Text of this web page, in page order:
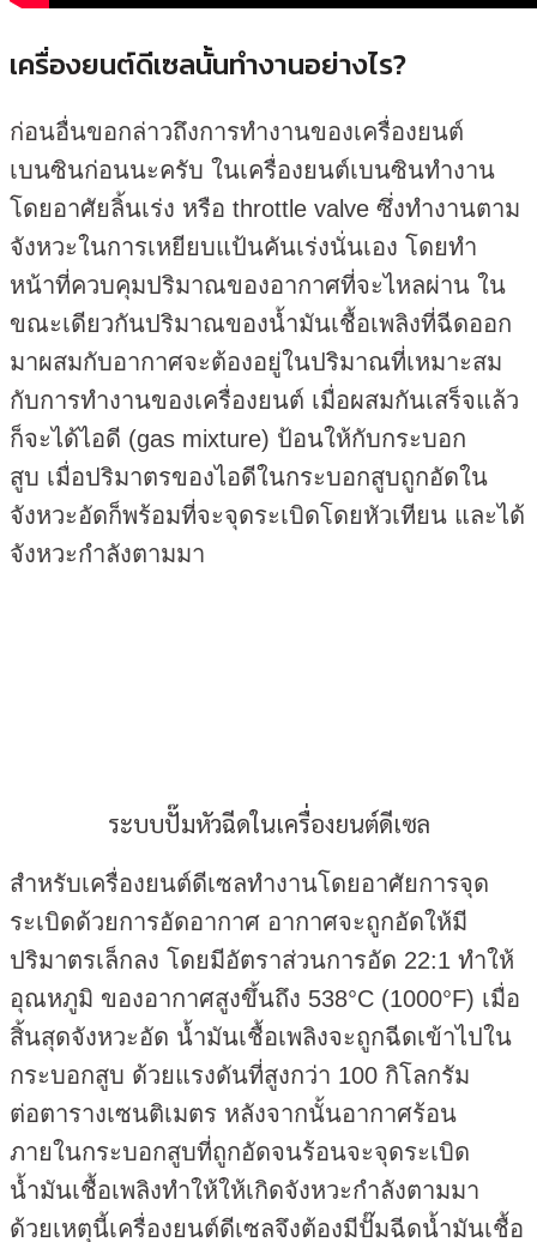
เครื่องยนต์ดีเซลนั้นทำงานอย่างไร?
ก่อนอื่นขอกล่าวถึงการทำงานของเครื่องยนต์
เบนซินก่อนนะครับ ในเครื่องยนต์เบนซินทำงาน
โดยอาศัยลิ้นเร่ง หรือ throttle valve ซึ่งทำงานตาม
จังหวะในการเหยียบแป้นคันเร่งนั่นเอง โดยทำ
หน้าที่ควบคุมปริมาณของอากาศที่จะไหลผ่าน ใน
ขณะเดียวกันปริมาณของน้ำมันเชื้อเพลิงที่ฉีดออก
มาผสมกับอากาศจะต้องอยู่ในปริมาณที่เหมาะสม
กับการทำงานของเครื่องยนต์ เมื่อผสมกันเสร็จแล้ว
ก็จะได้ไอดี (gas mixture) ป้อนให้กับกระบอก
สูบ เมื่อปริมาตรของไอดีในกระบอกสูบถูกอัดใน
จังหวะอัดก็พร้อมที่จะจุดระเบิดโดยหัวเทียน และได้
จังหวะกำลังตามมา
ระบบปั๊มหัวฉีดในเครื่องยนต์ดีเซล
สำหรับเครื่องยนต์ดีเซลทำงานโดยอาศัยการจุด
ระเบิดด้วยการอัดอากาศ อากาศจะถูกอัดให้มี
ปริมาตรเล็กลง โดยมีอัตราส่วนการอัด 22:1 ทำให้
อุณหภูมิ ของอากาศสูงขึ้นถึง 538°C (1000°F) เมื่อ
สิ้นสุดจังหวะอัด น้ำมันเชื้อเพลิงจะถูกฉีดเข้าไปใน
กระบอกสูบ ด้วยแรงดันที่สูงกว่า 100 กิโลกรัม
ต่อตารางเซนติเมตร หลังจากนั้นอากาศร้อน
ภายในกระบอกสูบที่ถูกอัดจนร้อนจะจุดระเบิด
น้ำมันเชื้อเพลิงทำให้ให้เกิดจังหวะกำลังตามมา
ด้วยเหตุนี้เครื่องยนต์ดีเซลจึงต้องมีปั๊มฉีดน้ำมันเชื้อ